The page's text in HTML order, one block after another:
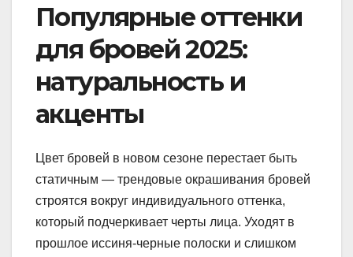
Популярные оттенки
для бровей 2025:
натуральность и
акценты
Цвет бровей в новом сезоне перестает быть
статичным — трендовые окрашивания бровей
строятся вокруг индивидуального оттенка,
который подчеркивает черты лица. Уходят в
прошлое иссиня-черные полоски и слишком